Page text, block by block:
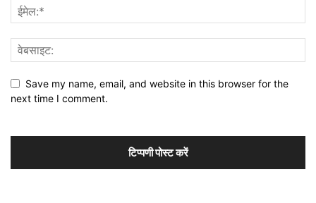
Save my name, email, and website in this browser for the
next time I comment.